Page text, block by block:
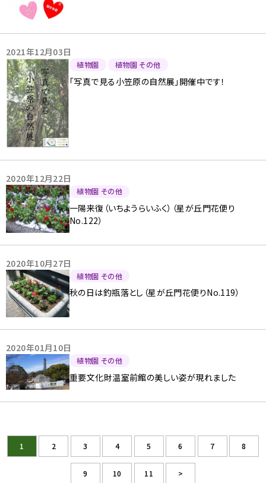
2021年12月03日
植物園 植物園 その他
「写真で見る小笠原の自然展」開催中です！
2020年12月22日
植物園 その他
一陽来復（いちようらいふく）（星が丘門花便り
No.122）
2020年10月27日
植物園 その他
秋の日は釣瓶落とし（星が丘門花便りNo.119）
2020年01月10日
植物園 その他
重要文化財温室前館の美しい姿が現れました
1 2 3 4 5 6 7 8
9 10 11 >